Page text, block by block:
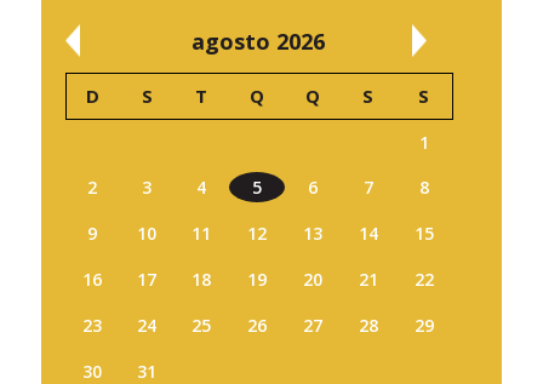
agosto 2026
D S T Q Q S S
1
2
3 4 5 6 7
8
9
10 11 12 13 14
15
16
17 18 19 20 21
22
23
24 25 26 27 28
29
30
31